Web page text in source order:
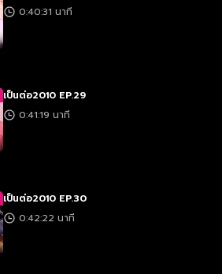
0:40:31 นาที
เป็นต่อ2010 EP.29
0:41:19 นาที
เป็นต่อ2010 EP.30
0:42:22 นาที